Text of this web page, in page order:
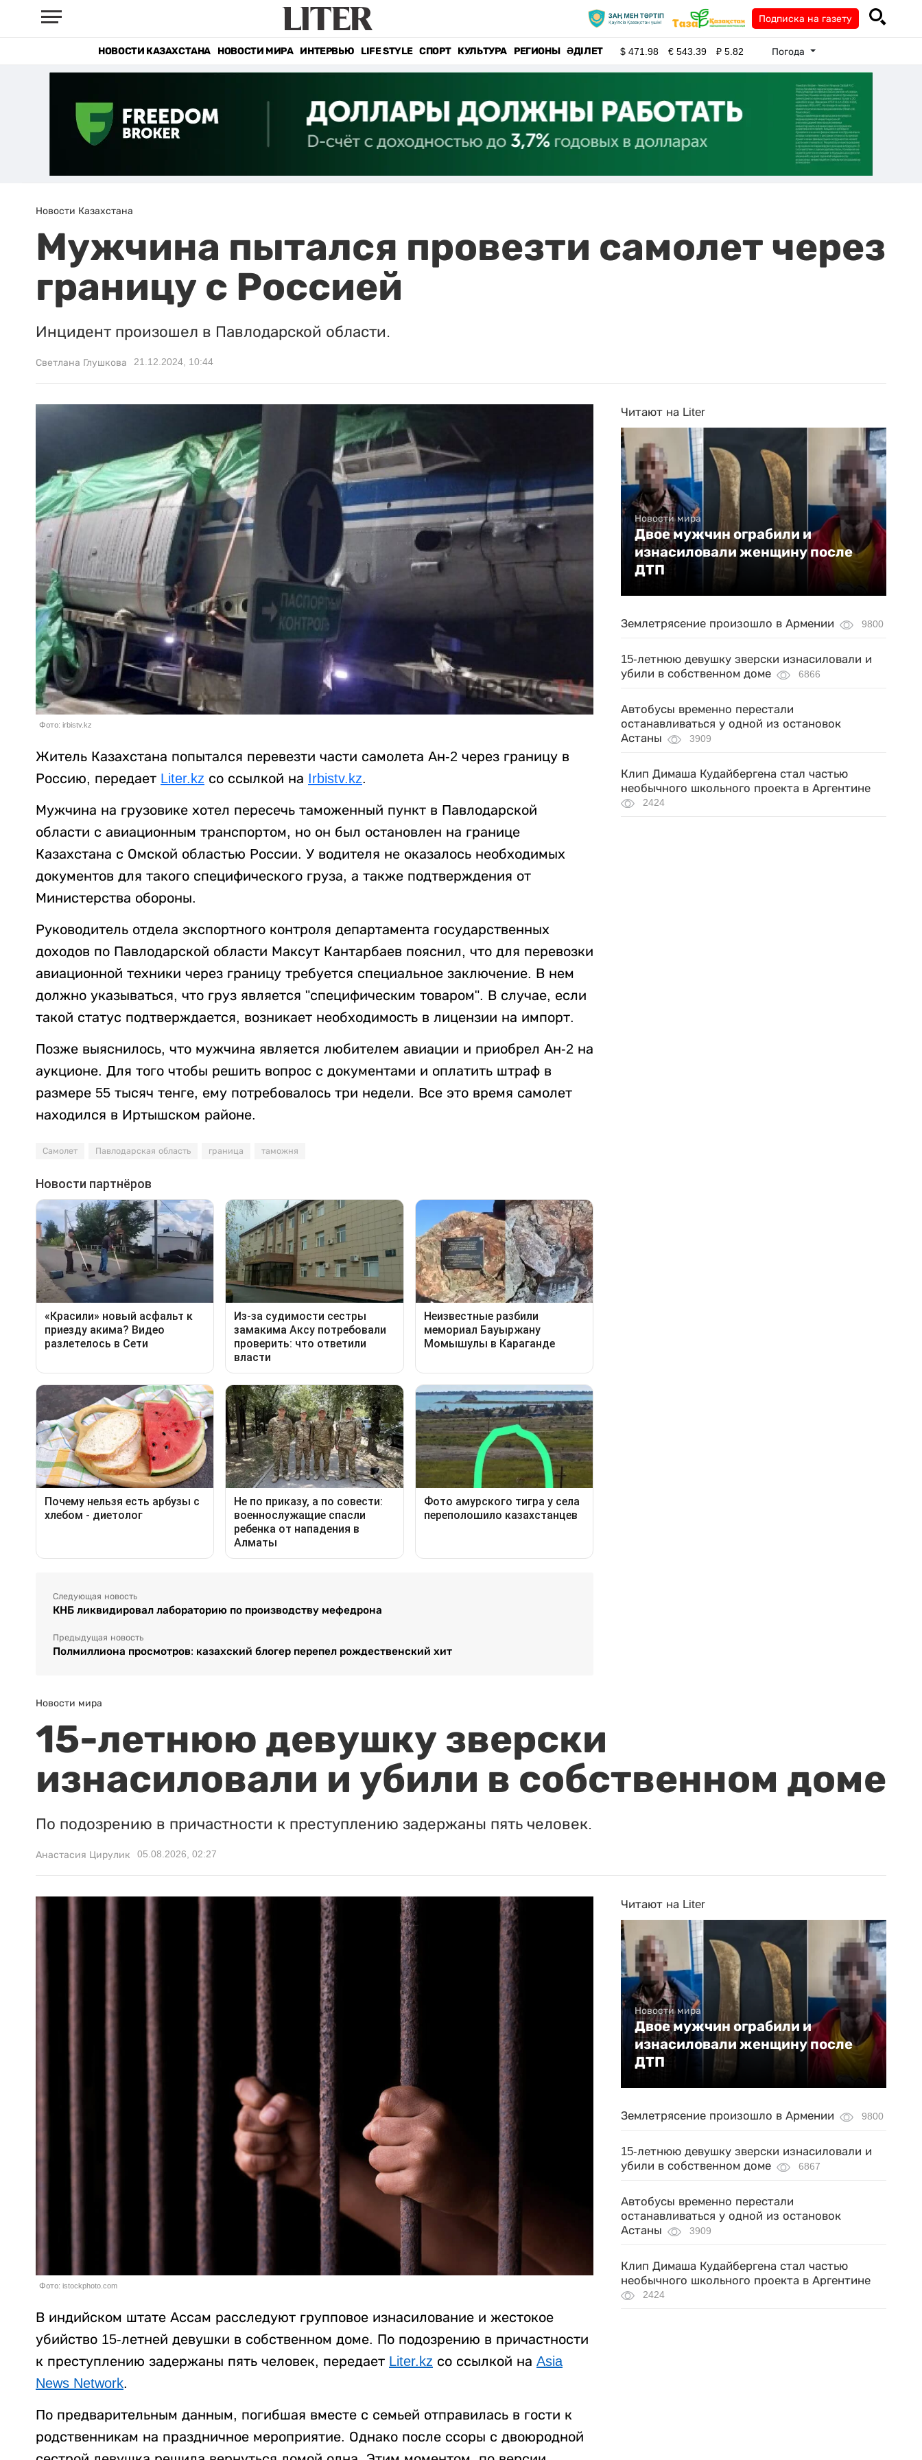
Подписка на газету
НОВОСТИ КАЗАХСТАНА НОВОСТИ МИРА ИНТЕРВЬЮ LIFE STYLE СПОРТ КУЛЬТУРА РЕГИОНЫ ӘДІЛЕТ $471.98 €543.39 ₽5.82 Погода
Новости Казахстана
Мужчина пытался провезти самолет через
границу с Россией
Инцидент произошел в Павлодарской области.
Светлана Глушкова 21.12.2024, 10:44
Фото: irbistv.kz
Житель Казахстана попытался перевезти части самолета Ан-2 через границу в
Россию, передает Liter.kz со ссылкой на Irbistv.kz.
Мужчина на грузовике хотел пересечь таможенный пункт в Павлодарской
области с авиационным транспортом, но он был остановлен на границе
Казахстана с Омской областью России. У водителя не оказалось необходимых
документов для такого специфического груза, а также подтверждения от
Министерства обороны.
Руководитель отдела экспортного контроля департамента государственных
доходов по Павлодарской области Максут Кантарбаев пояснил, что для перевозки
авиационной техники через границу требуется специальное заключение. В нем
должно указываться, что груз является "специфическим товаром". В случае, если
такой статус подтверждается, возникает необходимость в лицензии на импорт.
Позже выяснилось, что мужчина является любителем авиации и приобрел Ан-2 на
аукционе. Для того чтобы решить вопрос с документами и оплатить штраф в
размере 55 тысяч тенге, ему потребовалось три недели. Все это время самолет
находился в Иртышском районе.
Самолет Павлодарская область граница таможня
Следующая новость
КНБ ликвидировал лабораторию по производству мефедрона
Предыдущая новость
Полмиллиона просмотров: казахский блогер перепел рождественский хит
Читают на Liter
Новости мира
Двое мужчин ограбили и
изнасиловали женщину после
ДТП
Землетрясение произошло в Армении 9800
15-летнюю девушку зверски изнасиловали и
убили в собственном доме
6866
Автобусы временно перестали
останавливаться у одной из остановок
Астаны
3909
Клип Димаша Кудайбергена стал частью
необычного школьного проекта в Аргентине
2424
Новости мира
15-летнюю девушку зверски
изнасиловали и убили в собственном доме
По подозрению в причастности к преступлению задержаны пять человек.
Анастасия Цирулик 05.08.2026, 02:27
Фото: istockphoto.com
В индийском штате Ассам расследуют групповое изнасилование и жестокое
убийство 15-летней девушки в собственном доме. По подозрению в причастности
к преступлению задержаны пять человек, передает Liter.kz со ссылкой на Asia
News Network.
По предварительным данным, погибшая вместе с семьей отправилась в гости к
родственникам на праздничное мероприятие. Однако после ссоры с двоюродной
Читают на Liter
Новости мира
Двое мужчин ограбили и
изнасиловали женщину после
ДТП
Землетрясение произошло в Армении 9800
15-летнюю девушку зверски изнасиловали и
убили в собственном доме
6867
Автобусы временно перестали
останавливаться у одной из остановок
Астаны
3909
Клип Димаша Кудайбергена стал частью
необычного школьного проекта в Аргентине
2424